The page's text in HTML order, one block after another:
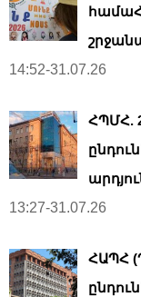
14:52-31.07.26
ՀՊՄՀ.
13:27-31.07.26
ՀԱՊՀ